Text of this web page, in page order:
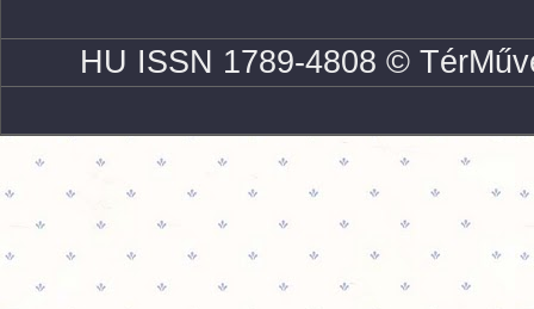
HU ISSN 1789-4808 ©